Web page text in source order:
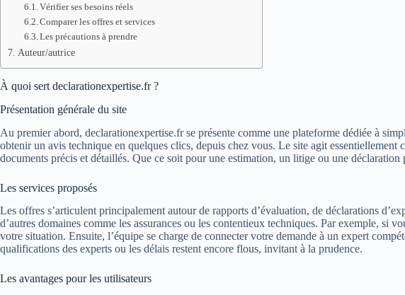
Vérifier ses besoins réels
Comparer les offres et services
Les précautions à prendre
Auteur/autrice
À quoi sert declarationexpertise.fr ?
Présentation générale du site
Au premier abord, declarationexpertise.fr se présente comme une plateforme dédiée à
obtenir un avis technique en quelques clics, depuis chez vous. Le site agit
documents précis et détaillés. Que ce soit pour une estimation, un litige ou une déclaration
Les services proposés
Les offres s’articulent principalement autour de rapports d’évaluation, de déclarations
d’autres domaines comme les assurances ou les contentieux techniques. Par exemple,
votre situation. Ensuite, l’équipe se charge de connecter votre demande à un expert
qualifications des experts ou les délais restent encore flous, invitant à la prudence.
Les avantages pour les utilisateurs